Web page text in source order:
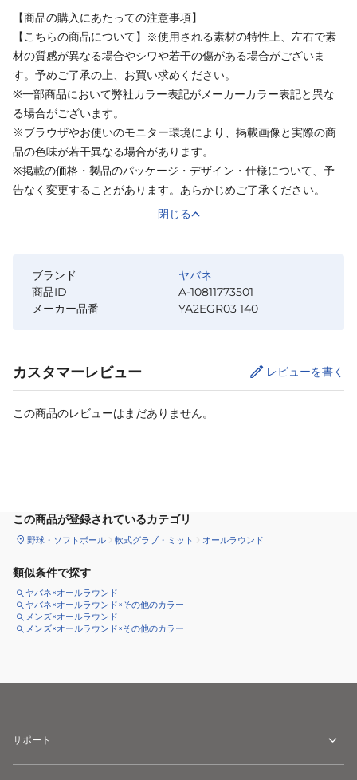
【商品の購入にあたっての注意事項】
【こちらの商品について】※使用される素材の特性上、左右で素
材の質感が異なる場合やシワや若干の傷がある場合がございま
す。予めご了承の上、お買い求めください。
※一部商品において弊社カラー表記がメーカーカラー表記と異な
る場合がございます。
※ブラウザやお使いのモニター環境により、掲載画像と実際の商
品の色味が若干異なる場合があります。
※掲載の価格・製品のパッケージ・デザイン・仕様について、予
告なく変更することがあります。あらかじめご了承ください。
閉じる
ブランド
ヤバネ
商品ID
A-10811773501
メーカー品番
YA2EGR03 140
カスタマーレビュー レビューを書く
この商品のレビューはまだありません。
この商品が登録されているカテゴリ
野球・ソフトボール 軟式グラブ・ミット オールラウンド
類似条件で探す
ヤバネ×オールラウンド
ヤバネ×オールラウンド×その他のカラー
メンズ×オールラウンド
メンズ×オールラウンド×その他のカラー
サポート